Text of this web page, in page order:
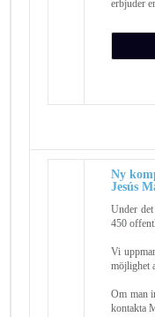
erbjuder
Ny
Jesús
Under
450
Vi
möjlighet
Om man
kontakta